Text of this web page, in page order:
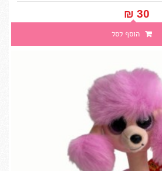
30 ₪‎
הוסף לסל